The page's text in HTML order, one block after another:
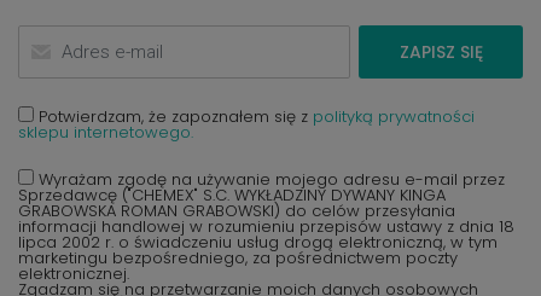
ZAPISZ SIĘ
Potwierdzam, że zapoznałem się z polityką prywatności
sklepu internetowego.
Wyrażam zgodę na używanie mojego adresu e-mail przez
Sprzedawcę ("CHEMEX" S.C. WYKŁADZINY DYWANY KINGA
GRABOWSKA ROMAN GRABOWSKI) do celów przesyłania
informacji handlowej w rozumieniu przepisów ustawy z dnia 18
lipca 2002 r. o świadczeniu usług drogą elektroniczną, w tym
marketingu bezpośredniego, za pośrednictwem poczty
elektronicznej.
Zgadzam się na przetwarzanie moich danych osobowych